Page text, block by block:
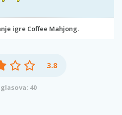
igre Coffee Mahjong.
3.8
40